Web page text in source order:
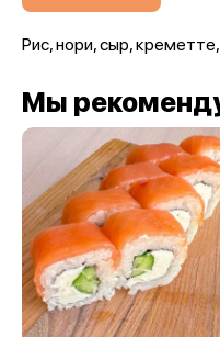
Рис, нори, сыр,
Мы